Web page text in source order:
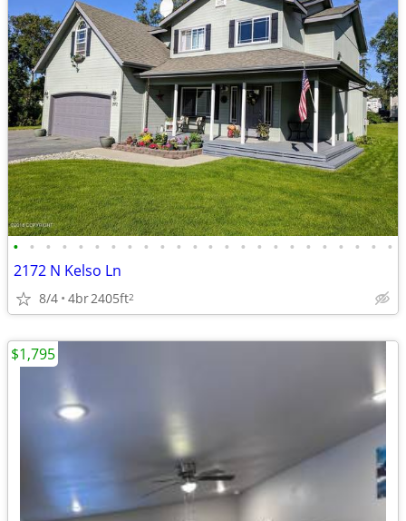
• • • • • • • • • • • • • • • • • • • • • • • •
2172 N Kelso Ln
8/4 4br2405ft2
$1,795